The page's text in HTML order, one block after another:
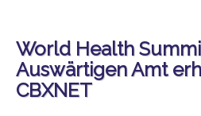
World Health
Auswärtigen Amt
CBXNET